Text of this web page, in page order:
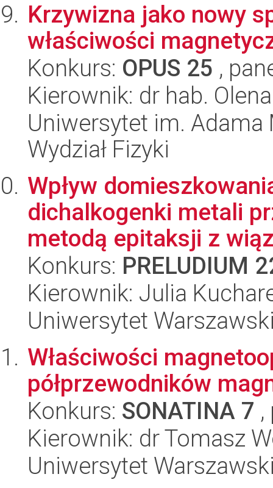
Krzywizna jako nowy
właściwości
Konkurs: OPUS 25 ,
Kierownik: dr hab.
Uniwersytet im.
Wydział Fizyki
Wpływ
dichalkogenki metali
metodą epitaksji z
Konkurs: PRELUDIUM
Kierownik: Julia
Uniwersytet
Właściwości
półprzewodników
Konkurs: SONATINA 7
Kierownik: dr Tomasz
Uniwersytet